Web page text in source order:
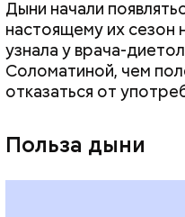
Дыни начали
настоящему их сезон
узнала у врача-
Соломатиной, чем
отказаться от
Польза дыни
— Если человек уже
рекомендуется. При
раздраженного
исключить из
повышению